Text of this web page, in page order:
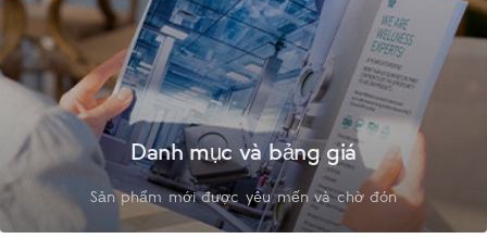
Danh mục và bảng giá
Sản phẩm mới được yêu mến và chờ đón